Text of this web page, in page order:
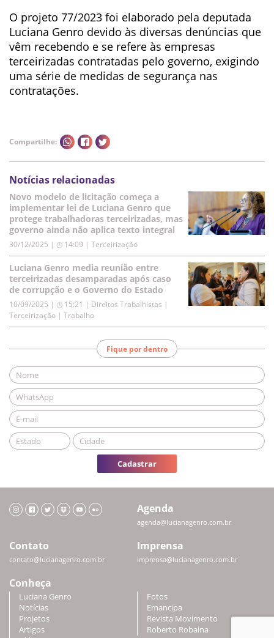
O projeto 77/2023 foi elaborado pela deputada
Luciana Genro devido às diversas denúncias que
vêm recebendo e se refere às empresas
terceirizadas contratadas pelo governo, exigindo
uma série de medidas de segurança nas
contratações.
Compartilhe:
Notícias relacionadas
Novo modelo de licitação começa a
implementar lei de Luciana Genro que
protege trabalhadoras terceirizadas, mas
governo ainda não aplica texto integral
30/12/2025 | ◷ 14:09 | Terceirização
Luciana Genro media reunião entre
terceirizadas desamparadas após caso
de corrupção e o Governo do Estado
10/09/2025 | ◷ 15:21 | Direitos Trabalhistas |
Terceirização | Trabalho
Fique por dentro
Cadastrar
Agenda
agenda@lucianagenro.com.br
Contato
contato@lucianagenro.com.br
Imprensa
imprensa@lucianagenro.com.br
Conheça
Luciana Genro
Notícias
Projetos
Artigos
Fotos
Emancipa
Revista Movimento
Roberto Robaina